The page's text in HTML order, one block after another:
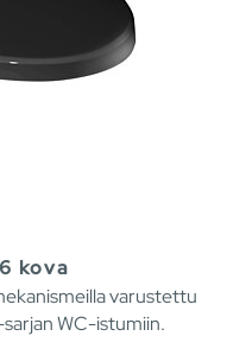
kova
varustettu
WC-istumiin.